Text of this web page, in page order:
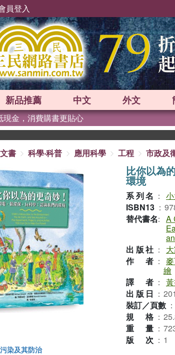
員登入
新品推薦 中文 外文
現金，消費購書更貼心
書 科學‧科普 應用科學 工程 市政及
比你以為
環境
系列名 ：
ISBN13 ：
替代書名： A
出版社 ：
作者 ：
繪
譯者 ：
出版日 ：
裝訂／頁數 ：
規格 ：
重量 ：
版次 ： 1
染及其防治